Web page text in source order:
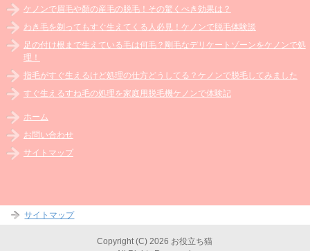
ケノンで眉毛や顏の産毛の脱毛！その驚くべき効果は？
わき毛を剃ってもすぐ生えてくる人必見！ケノンで脱毛体験談
足の付け根まで生えている毛は何毛？剛毛なデリケートゾーンをケノンで処
理！
指毛がすぐ生えるけど処理の仕方どうしてる？ケノンで脱毛してみました
すぐ生えるすね毛の処理を家庭用脱毛機ケノンで体験記
ホーム
お問い合わせ
サイトマップ
サイトマップ
Copyright (C) 2026 お役立ち猫